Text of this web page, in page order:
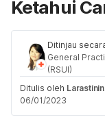
Ketahui
Ditinjau
General
(RSUI)
Ditulis oleh
06/01/2023